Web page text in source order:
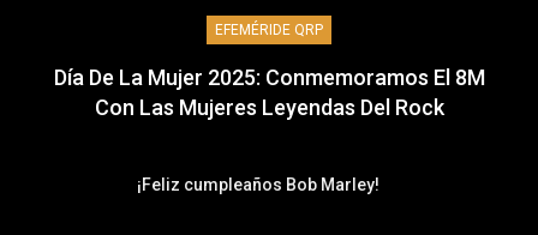
EFEMÉRIDE QRP
Día De La Mujer 2025: Conmemoramos El 8M
Con Las Mujeres Leyendas Del Rock
¡Feliz cumpleaños Bob Marley!